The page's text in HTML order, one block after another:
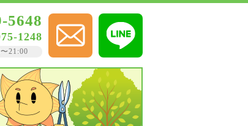
5648
1248
21:00